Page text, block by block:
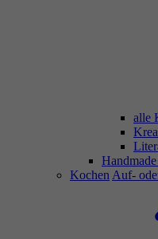
alle
Kochen Auf-